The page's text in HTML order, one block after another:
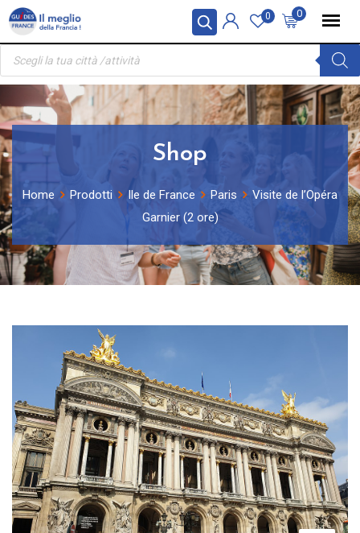
Pannello di gestione dei cookies
Skip
content
0
0
Ricerca
prodotti
Shop
Home Prodotti Ile de France Paris
Visite de l’Opéra
Garnier (2 ore)